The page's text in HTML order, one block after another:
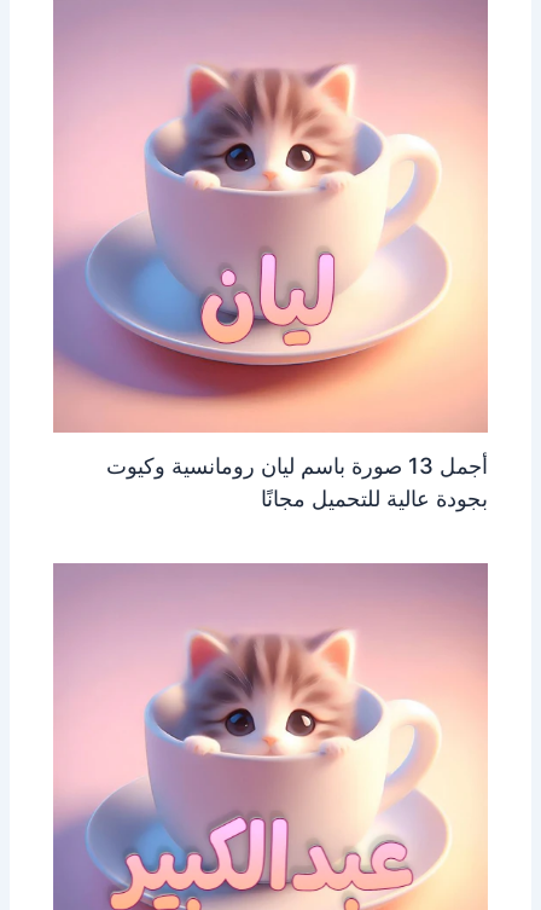
أجمل 13 صورة باسم ليان رومانسية وكيوت
بجودة عالية للتحميل مجانًا